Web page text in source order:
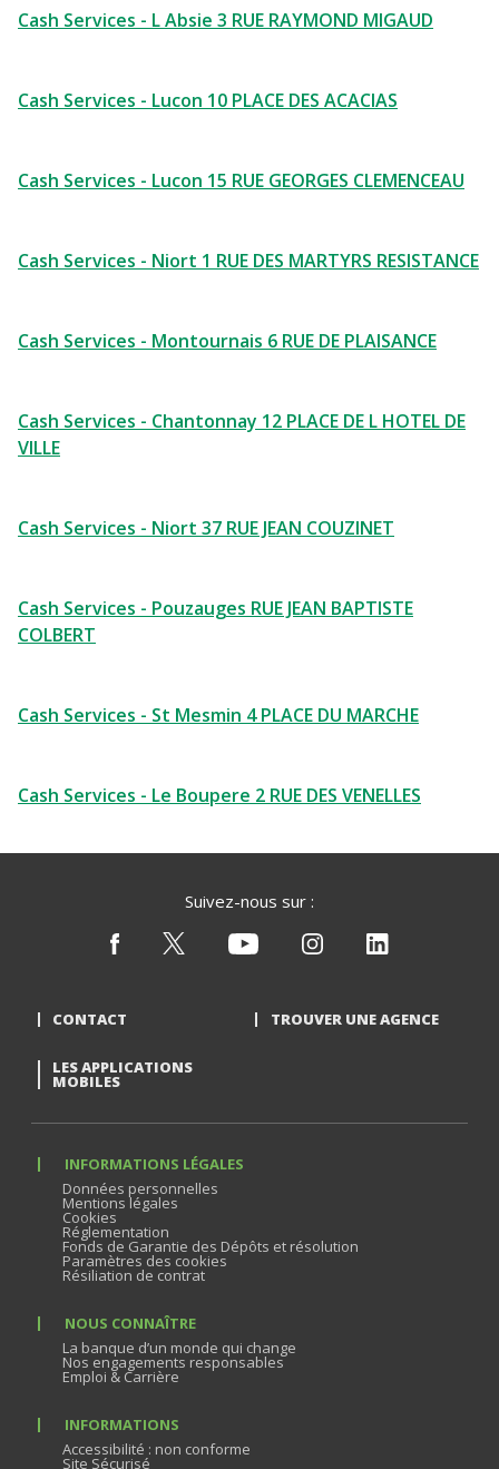
Cash Services - L Absie 3 RUE RAYMOND MIGAUD
Cash Services - Lucon 10 PLACE DES ACACIAS
Cash Services - Lucon 15 RUE GEORGES CLEMENCEAU
Cash Services - Niort 1 RUE DES MARTYRS RESISTANCE
Cash Services - Montournais 6 RUE DE PLAISANCE
Cash Services - Chantonnay 12 PLACE DE L HOTEL DE
VILLE
Cash Services - Niort 37 RUE JEAN COUZINET
Cash Services - Pouzauges RUE JEAN BAPTISTE
COLBERT
Cash Services - St Mesmin 4 PLACE DU MARCHE
Cash Services - Le Boupere 2 RUE DES VENELLES
Suivez-nous sur :
CONTACT TROUVER UNE AGENCE
LES APPLICATIONS
MOBILES
INFORMATIONS LÉGALES
Données personnelles
Mentions légales
Cookies
Réglementation
Fonds de Garantie des Dépôts et résolution
Paramètres des cookies
Résiliation de contrat
NOUS CONNAÎTRE
La banque d’un monde qui change
Nos engagements responsables
Emploi & Carrière
INFORMATIONS
Accessibilité : non conforme
Site Sécurisé